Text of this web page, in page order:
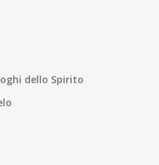
dello Spirito